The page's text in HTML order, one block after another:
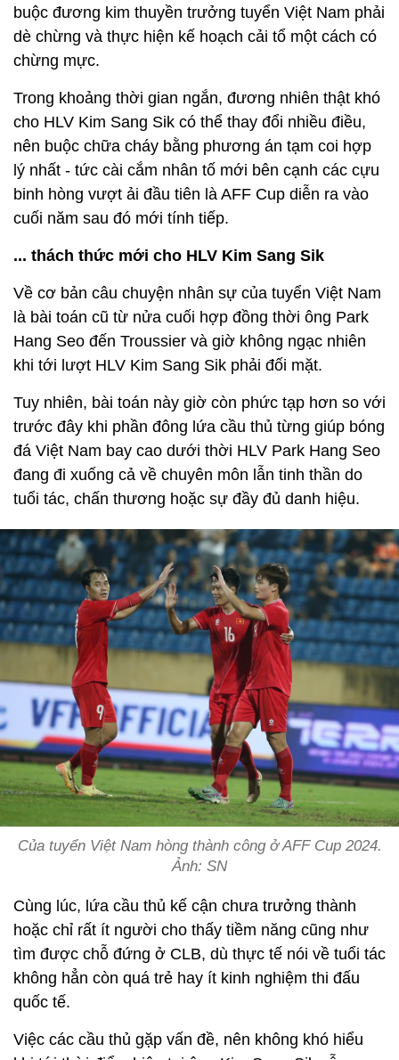
buộc đương kim thuyền trưởng tuyển Việt Nam phải
dè chừng và thực hiện kế hoạch cải tổ một cách có
chừng mực.
Trong khoảng thời gian ngắn, đương nhiên thật khó
cho HLV Kim Sang Sik có thể thay đổi nhiều điều,
nên buộc chữa cháy bằng phương án tạm coi hợp
lý nhất - tức cài cắm nhân tố mới bên cạnh các cựu
binh hòng vượt ải đầu tiên là AFF Cup diễn ra vào
cuối năm sau đó mới tính tiếp.
... thách thức mới cho HLV Kim Sang Sik
Về cơ bản câu chuyện nhân sự của tuyển Việt Nam
là bài toán cũ từ nửa cuối hợp đồng thời ông Park
Hang Seo đến Troussier và giờ không ngạc nhiên
khi tới lượt HLV Kim Sang Sik phải đối mặt.
Tuy nhiên, bài toán này giờ còn phức tạp hơn so với
trước đây khi phần đông lứa cầu thủ từng giúp bóng
đá Việt Nam bay cao dưới thời HLV Park Hang Seo
đang đi xuống cả về chuyên môn lẫn tinh thần do
tuổi tác, chấn thương hoặc sự đầy đủ danh hiệu.
Của tuyển Việt Nam hòng thành công ở AFF Cup 2024.
Ảnh: SN
Cùng lúc, lứa cầu thủ kế cận chưa trưởng thành
hoặc chỉ rất ít người cho thấy tiềm năng cũng như
tìm được chỗ đứng ở CLB, dù thực tế nói về tuổi tác
không hẳn còn quá trẻ hay ít kinh nghiệm thi đấu
quốc tế.
Việc các cầu thủ gặp vấn đề, nên không khó hiểu